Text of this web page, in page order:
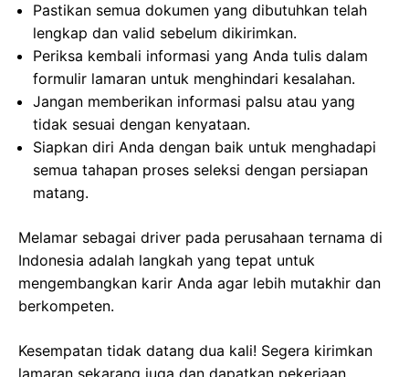
Pastikan semua dokumen yang dibutuhkan telah
lengkap dan valid sebelum dikirimkan.
Periksa kembali informasi yang Anda tulis dalam
formulir lamaran untuk menghindari kesalahan.
Jangan memberikan informasi palsu atau yang
tidak sesuai dengan kenyataan.
Siapkan diri Anda dengan baik untuk menghadapi
semua tahapan proses seleksi dengan persiapan
matang.
Melamar sebagai driver pada perusahaan ternama di
Indonesia adalah langkah yang tepat untuk
mengembangkan karir Anda agar lebih mutakhir dan
berkompeten.
Kesempatan tidak datang dua kali! Segera kirimkan